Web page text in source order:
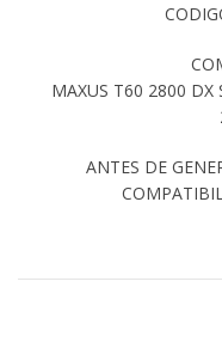
MAXUS T60 2800 DX
ANTES DE